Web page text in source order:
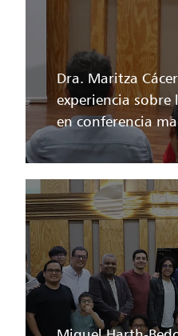
Dra. Maritza
experiencia sobre
en conferencia